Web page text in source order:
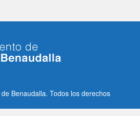
Benaudalla. Todos los derechos